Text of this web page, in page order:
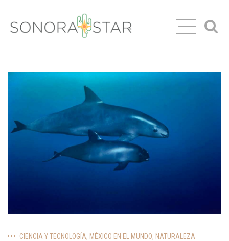
CIENCIA Y TECNOLOGÍA, MÉXICO EN EL MUNDO, NATURALEZA